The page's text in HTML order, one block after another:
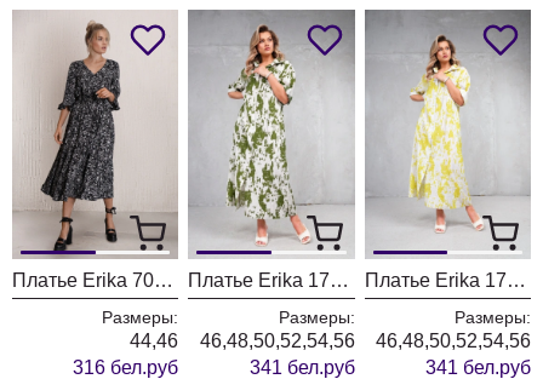
Платье Erika 7033 черно-белое
Размеры:
44,46
316 бел.руб
Платье Erika 1736-3 зеленый
Размеры:
46,48,50,52,54,56
341 бел.руб
Платье Erika 1736-4 желтый
Размеры:
46,48,50,52,54,56
341 бел.руб